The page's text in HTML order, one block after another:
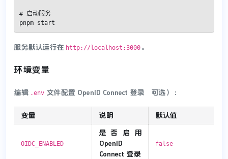
# 启动服务
pnpm start
服务默认运行在 http://localhost:3000 。
环境变量
编辑 .env 文件配置 OpenID Connect 登录（可选）：
变量 说明 默认值
OIDC_ENABLED
是否启用
OpenID
Connect 登录
false